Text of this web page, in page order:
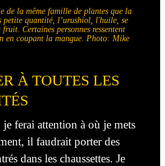
de la même famille de plantes que la
petite quantité, l’urushiol, l'huile, se
Certaines personnes ressentent
en coupant la mangue. Photo: Mike
À TOUTES LES
ferai attention à où je mets
il faudrait porter des
dans les chaussettes. Je